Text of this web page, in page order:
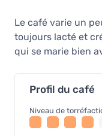
Le café varie un
toujours lacté et
qui se marie bien
Profil du café
Niveau de